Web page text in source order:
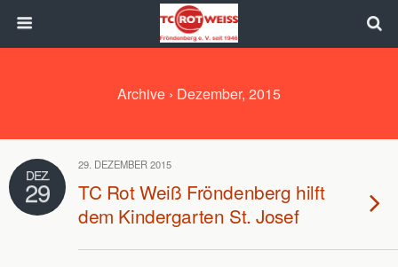
Archive › Dezember, 2015
DEZ.
29
29. DEZEMBER 2015
TC Rot Weiß Fröndenberg hilft
dem Kindergarten St. Josef